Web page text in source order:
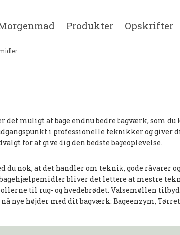
Produkter Opskrifter
muligt at bage endnu bedre bagværk, som du
i professionelle teknikker og giver
for at give dig den bedste bageoplevelse.
du nok, at det handler om teknik, gode råvarer
bliver det lettere at mestre
til rug- og hvedebrødet. Valsemøllen
nye højder med dit bagværk: Bageenzym,